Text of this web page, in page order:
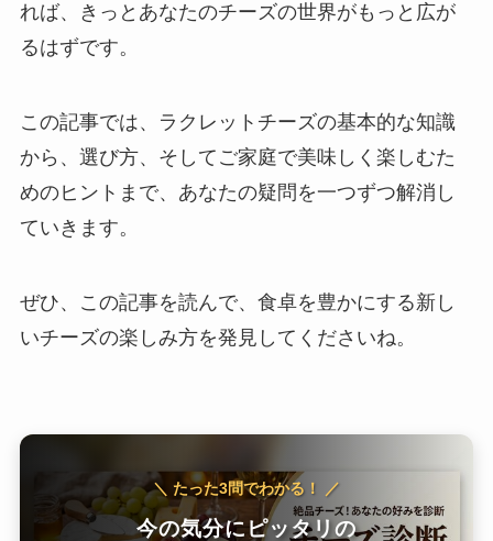
れば、きっとあなたのチーズの世界がもっと広が
るはずです。
この記事では、ラクレットチーズの基本的な知識
から、選び方、そしてご家庭で美味しく楽しむた
めのヒントまで、あなたの疑問を一つずつ解消し
ていきます。
ぜひ、この記事を読んで、食卓を豊かにする新し
いチーズの楽しみ方を発見してくださいね。
＼ たった3問でわかる！ ／
今の気分にピッタリの